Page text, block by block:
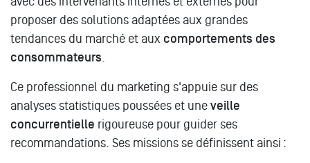
proposer des solutions adaptées aux grandes
tendances du marché et aux comportements des
consommateurs.
Ce professionnel du marketing s'appuie sur des
analyses statistiques poussées et une veille
concurrentielle rigoureuse pour guider ses
recommandations. Ses missions se définissent ainsi :